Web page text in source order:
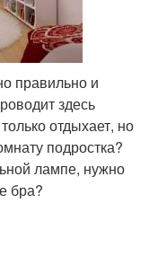
правильно и
здесь
отдыхает, но
подростка?
лампе, нужно
бра?